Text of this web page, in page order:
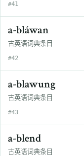
#41
a-bláwan
古英语词典条目
#42
a-blawung
古英语词典条目
#43
a-blend
古英语词典条目